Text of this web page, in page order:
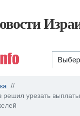
решил урезать